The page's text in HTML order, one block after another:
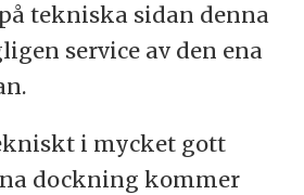
tekniska sidan denna
service av den ena
i mycket gott
dockning kommer